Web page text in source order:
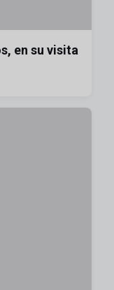
en su visita